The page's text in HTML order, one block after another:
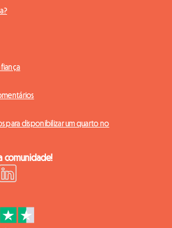
para disponibilizar um quarto no
comunidade!